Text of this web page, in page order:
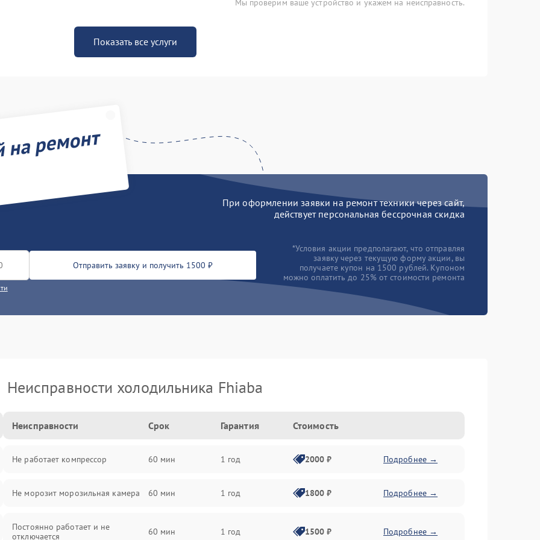
Мы проверим ваше устройство и укажем на неисправность.
Показать все услуги
ремонт
При оформлении заявки на ремонт техники через сайт,
действует персональная бессрочная скидка
Отправить заявку и получить 1500 ₽
*Условия акции предполагают, что отправляя
заявку через текущую форму акции, вы
получаете купон на 1500 рублей. Купоном
можно оплатить до 25% от стоимости ремонта
Неисправности холодильника Fhiaba
Неисправности Срок Гарантия Стоимость
Не работает компрессор 60 мин 1 год 2000 ₽ Подробнее →
Не морозит морозильная камера 60 мин 1 год 1800 ₽ Подробнее →
Постоянно работает и не
отключается
60 мин 1 год 1500 ₽ Подробнее →